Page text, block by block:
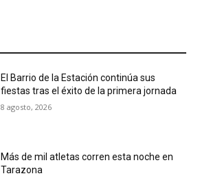
El Barrio de la Estación continúa sus
fiestas tras el éxito de la primera jornada
8 agosto, 2026
Más de mil atletas corren esta noche en
Tarazona